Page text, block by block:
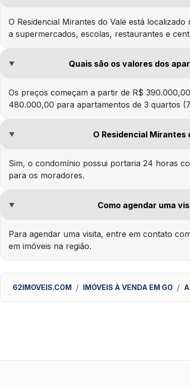
O Residencial Mirantes do Vale está
a supermercados, escolas, restaurantes e
Quais são os valores dos
Os preços começam a partir de R$
480.000,00 para apartamentos de 3 quartos
O Residencial
Sim, o condomínio possui portaria 24 horas
para os moradores.
Como agendar uma
Para agendar uma visita, entre em contato
em imóveis na região.
62IMOVEIS.COM IMÓVEIS À VENDA EM GO